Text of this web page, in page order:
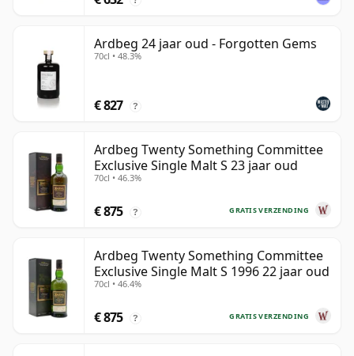
Ardbeg 24 jaar oud - Forgotten Gems
70cl • 48.3%
€ 827 ?
Ardbeg Twenty Something Committee
Exclusive Single Malt S 23 jaar oud
70cl • 46.3%
GRATIS VERZENDING
€ 875 ?
Ardbeg Twenty Something Committee
Exclusive Single Malt S 1996 22 jaar oud
70cl • 46.4%
GRATIS VERZENDING
€ 875 ?